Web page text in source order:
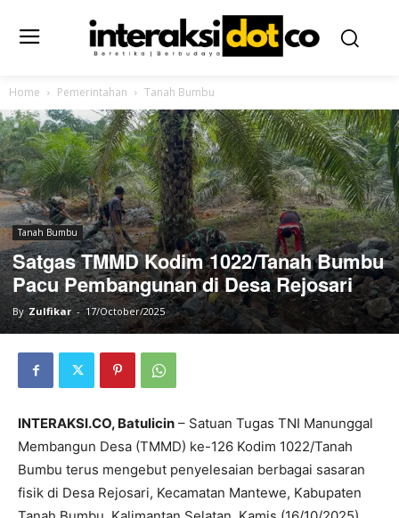
Home Pemerintahan Tanah Bumbu
Tanah Bumbu
Satgas TMMD Kodim 1022/Tanah Bumbu
Pacu Pembangunan di Desa Rejosari
By Zulfikar - 17/October/2025
INTERAKSI.CO, Batulicin – Satuan Tugas TNI Manunggal
Membangun Desa (TMMD) ke-126 Kodim 1022/Tanah
Bumbu terus mengebut penyelesaian berbagai sasaran
fisik di Desa Rejosari, Kecamatan Mantewe, Kabupaten